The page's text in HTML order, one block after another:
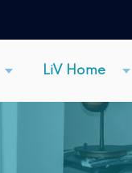
LiV Home